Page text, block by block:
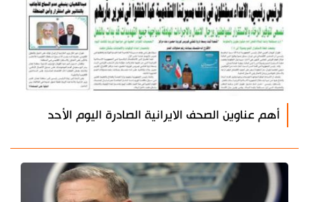
أهم عناوين الصحف الايرانية الصادرة اليوم الأحد